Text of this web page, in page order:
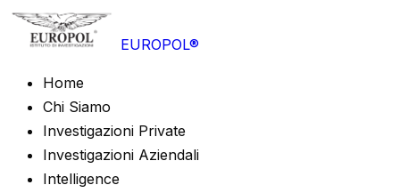
EUROPOL®
Home
Chi Siamo
Investigazioni Private
Investigazioni Aziendali
Intelligence